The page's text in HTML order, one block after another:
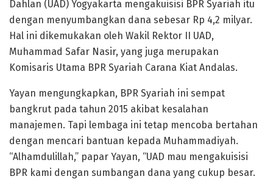
Dahlan (UAD) Yogyakarta mengakuisisi BPR Syariah itu
dengan menyumbangkan dana sebesar Rp 4,2 milyar.
Hal ini dikemukakan oleh Wakil Rektor II UAD,
Muhammad Safar Nasir, yang juga merupakan
Komisaris Utama BPR Syariah Carana Kiat Andalas.
Yayan mengungkapkan, BPR Syariah ini sempat
bangkrut pada tahun 2015 akibat kesalahan
manajemen. Tapi lembaga ini tetap mencoba bertahan
dengan mencari bantuan kepada Muhammadiyah.
“Alhamdulillah,” papar Yayan, “UAD mau mengakuisisi
BPR kami dengan sumbangan dana yang cukup besar.